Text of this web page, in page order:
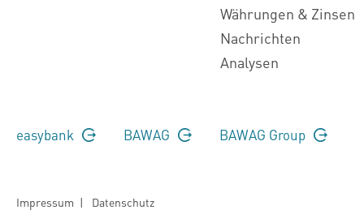
Währungen & Zinsen
Nachrichten
Analysen
easybank BAWAG BAWAG Group
Impressum | Datenschutz